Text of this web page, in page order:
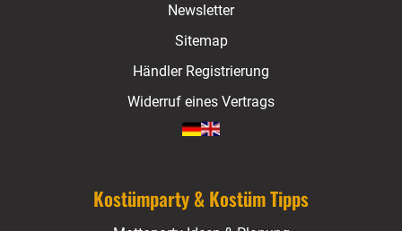
Newsletter
Sitemap
Händler Registrierung
Widerruf eines Vertrags
Kostümparty & Kostüm Tipps